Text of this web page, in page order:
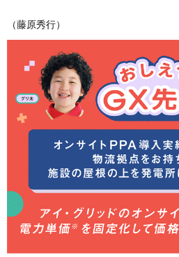
（藤原秀行）